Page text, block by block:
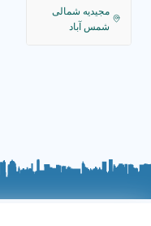
مجیدیه شمالی
شمس آباد